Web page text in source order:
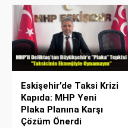
Eskişehir’de Taksi Krizi
Kapıda: MHP Yeni
Plaka Planına Karşı
Çözüm Önerdi